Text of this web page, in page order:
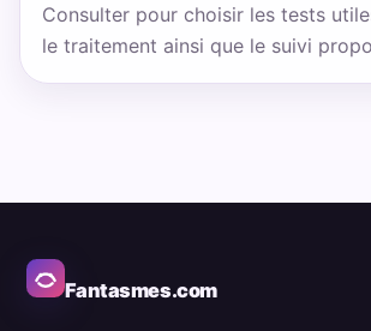
Consulter pour choisir les tests
le traitement ainsi que le suivi
Fantasmes.com